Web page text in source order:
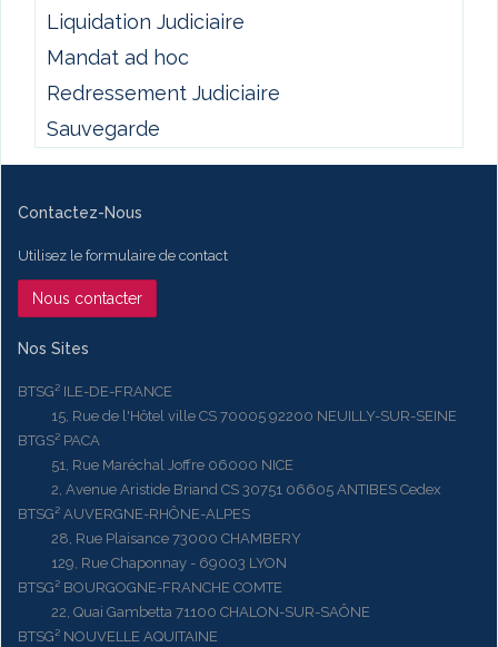
Liquidation Judiciaire
Mandat ad hoc
Redressement Judiciaire
Sauvegarde
Contactez-Nous
Utilisez le formulaire de contact
Nous contacter
Nos Sites
BTSG² ILE-DE-FRANCE
15, Rue de l'Hôtel ville CS 70005 92200 NEUILLY-SUR-SEINE
BTGS² PACA
51, Rue Maréchal Joffre 06000 NICE
2, Avenue Aristide Briand CS 30751 06605 ANTIBES Cedex
BTSG² AUVERGNE-RHÔNE-ALPES
28, Rue Plaisance 73000 CHAMBERY
129, Rue Chaponnay - 69003 LYON
BTSG² BOURGOGNE-FRANCHE COMTE
22, Quai Gambetta 71100 CHALON-SUR-SAÔNE
BTSG² NOUVELLE AQUITAINE